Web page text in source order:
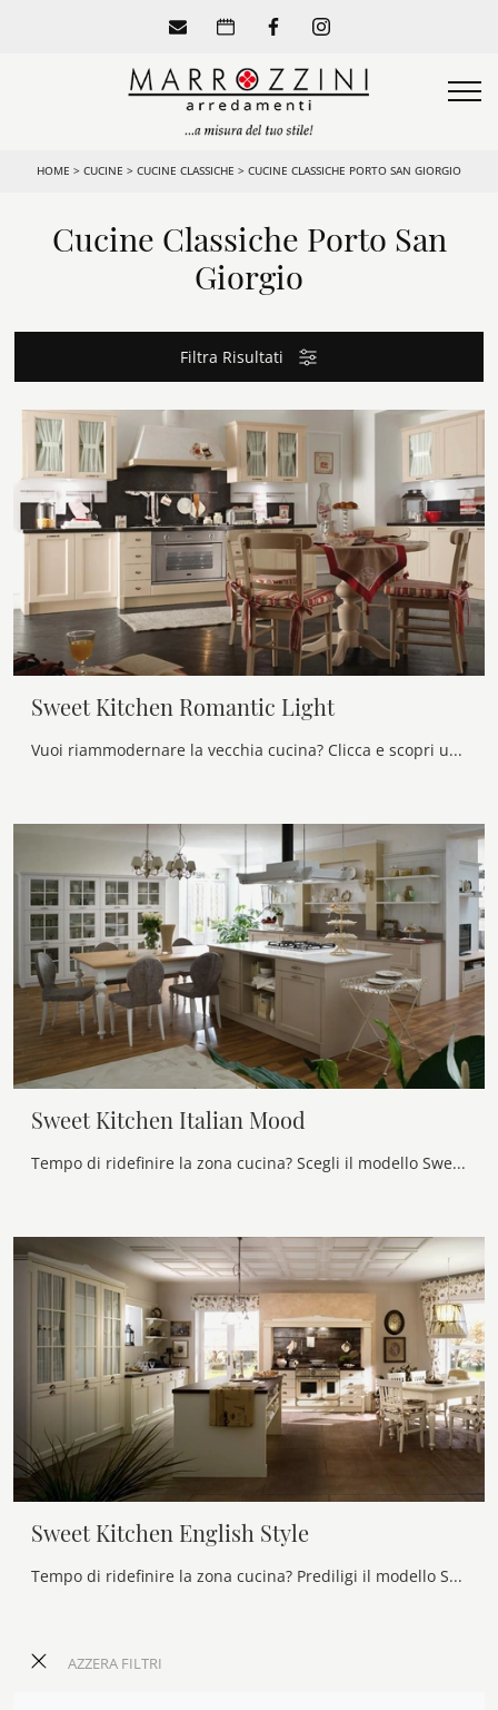
HOME > CUCINE > CUCINE CLASSICHE > CUCINE CLASSICHE PORTO SAN GIORGIO
Cucine Classiche Porto San
Giorgio
AZZERA FILTRI
Filtra Risultati
Sweet Kitchen Romantic Light
Vuoi riammodernare la vecchia cucina? Clicca e scopri una ricca gamma di soluzioni tradizionali ad angolo: Sweet Kitchen Romantic Light ti attende!
Sweet Kitchen Italian Mood
Tempo di ridefinire la zona cucina? Scegli il modello Sweet Kitchen Italian Mood Callesella tra le nostre Cucine Classiche con isola.
Sweet Kitchen English Style
Tempo di ridefinire la zona cucina? Prediligi il modello Sweet Kitchen English Style Callesella tra le nostre Cucine Classiche con isola.